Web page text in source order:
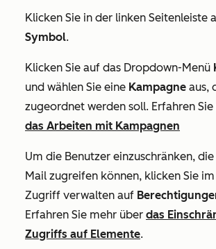
Klicken Sie in der linken Seitenleiste
Symbol.
Klicken Sie auf das Dropdown-Menü
und wählen Sie eine Kampagne aus,
zugeordnet werden soll. Erfahren
das Arbeiten mit Kampagnen
Um die Benutzer einzuschränken,
Mail zugreifen können, klicken Sie
Zugriff verwalten auf
Erfahren Sie mehr über das
Zugriffs auf Elemente.